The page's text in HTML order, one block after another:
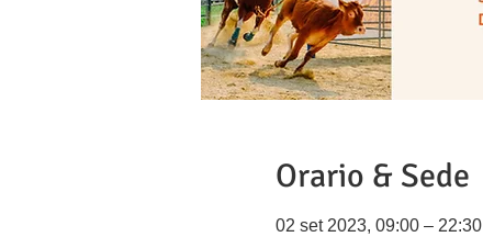
Orario & Sede
02 set 2023, 09:00 – 22:30